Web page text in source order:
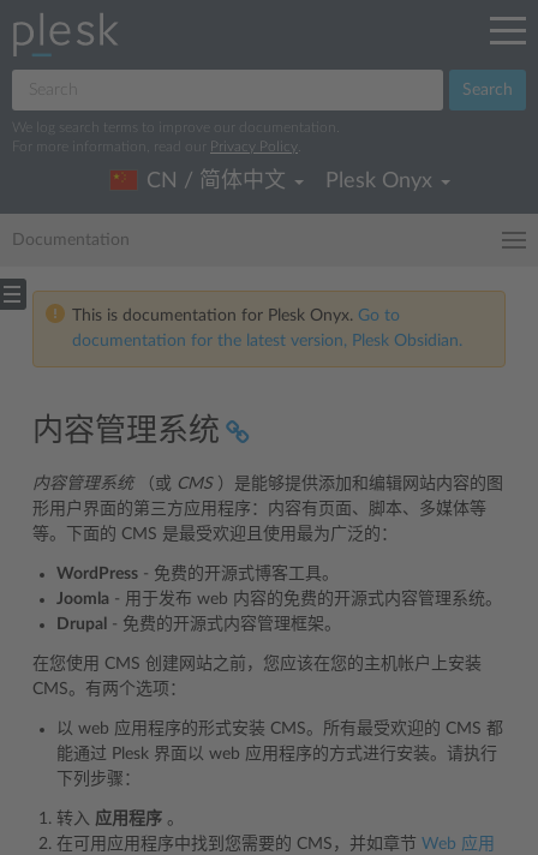
Search
We log search terms to improve our documentation.
For more information, read our
Privacy Policy
CN / 简体中文 Plesk Onyx
Documentation
This is documentation for Plesk Onyx. Go to
documentation for the latest version, Plesk Obsidian.
内容管理系统
内容管理系统（或 CMS）是能够提供添加和编辑网站内容的图
形用户界面的第三方应用程序：内容有页面、脚本、多媒体等
等。下面的 CMS 是最受欢迎且使用最为广泛的：
WordPress - 免费的开源式博客工具。
Joomla - 用于发布 web 内容的免费的开源式内容管理系统。
Drupal
- 免费的开源式内容管理框架。
在您使用 CMS 创建网站之前，您应该在您的主机帐户上安装
CMS。有两个选项：
以 web 应用程序的形式安装 CMS。所有最受欢迎的 CMS 都
能通过 Plesk 界面以 web 应用程序的方式进行安装。请执行
下列步骤：
转入 应用程序 。
在可用应用程序中找到您需要的 CMS，并如章节 Web 应用